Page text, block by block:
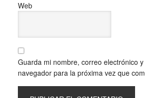
Web
Guarda mi nombre, correo electrónico
navegador para la próxima vez que